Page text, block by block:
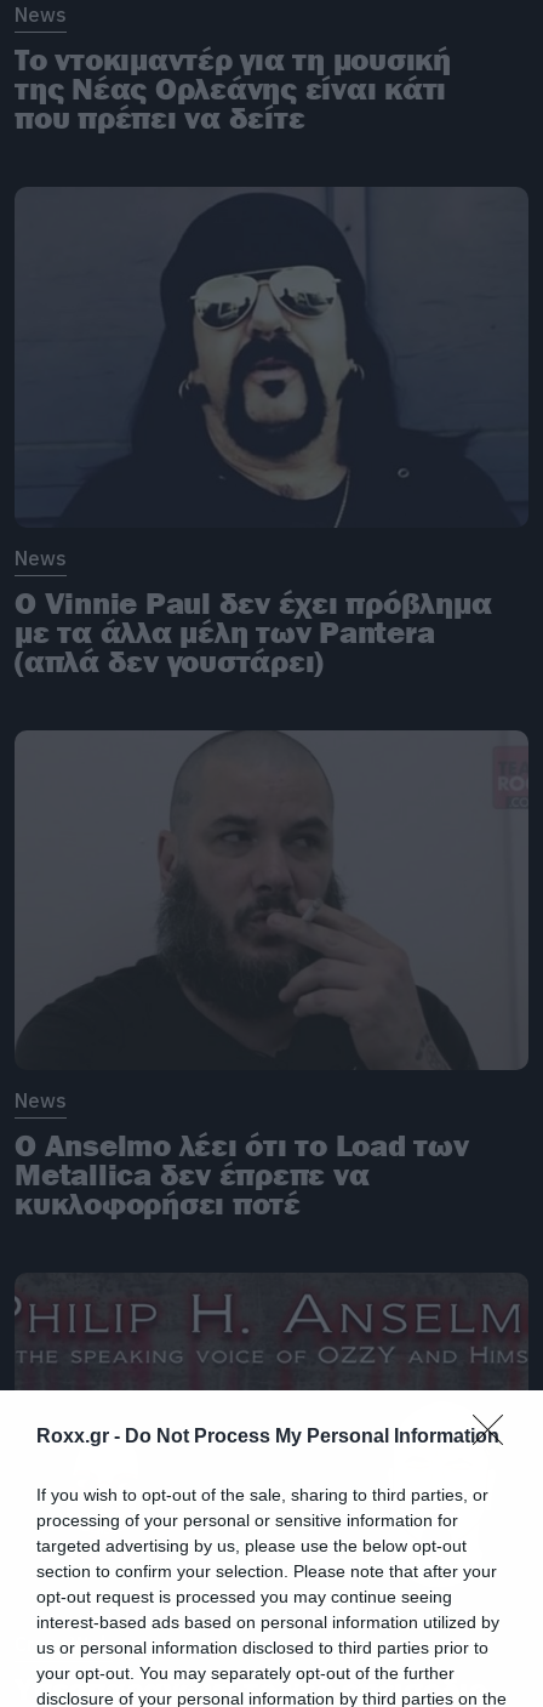
Roxx.gr - Do Not Process My Personal Information
If you wish to opt-out of the sale, sharing to third parties, or
processing of your personal or sensitive information for
targeted advertising by us, please use the below opt-out
section to confirm your selection. Please note that after your
opt-out request is processed you may continue seeing
interest-based ads based on personal information utilized by
us or personal information disclosed to third parties prior to
your opt-out. You may separately opt-out of the further
disclosure of your personal information by third parties on the
News
Το ντοκιμαντέρ για τη μουσική
της Νέας Ορλεάνης είναι κάτι
που πρέπει να δείτε
News
O Vinnie Paul δεν έχει πρόβλημα
με τα άλλα μέλη των Pantera
(απλά δεν γουστάρει)
News
Ο Anselmo λέει ότι το Load των
Metallica δεν έπρεπε να
κυκλοφορήσει ποτέ
Crazy Web
Υπερπαραγωγή το νέο επεισόδιο